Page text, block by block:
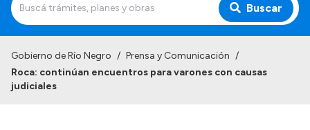
Buscar
Institucional
Gobierno de Río Negro / Prensa y Comunicación /
Roca: continúan encuentros para varones con causas
judiciales